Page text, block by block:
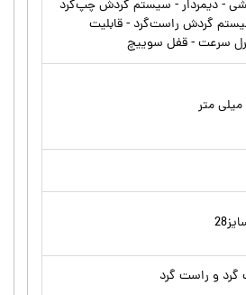
- دیمردار - سیستم گردش چپ‌گرد
گردش راست‌گرد - قابلیت
سرعت - قفل سوییچ
و راست گرد